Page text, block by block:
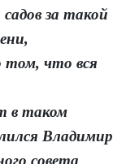
за такой
что вся
в таком
Владимир